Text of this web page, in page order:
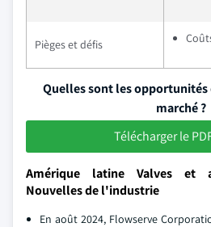
Pièges et défis
Quelles sont les opportunités
marché ?
Télécharger le
Amérique latine Valves et
Nouvelles de l'industrie
En août 2024, Flowserve